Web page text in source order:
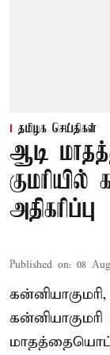
தமிழக செய்திகள்
ஆடி
அதிகரிப்பு
Published on: 08
கன்னியாகுமரி,